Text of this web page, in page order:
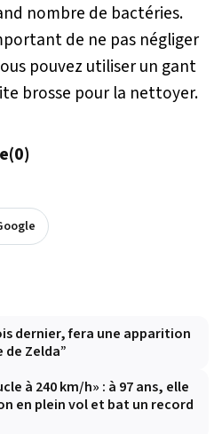
nombre de bactéries.
de ne pas négliger
pouvez utiliser un gant
brosse pour la nettoyer.
(0)
dernier, fera une apparition
de Zelda”
à 240 km/h» : à 97 ans, elle
en plein vol et bat un record